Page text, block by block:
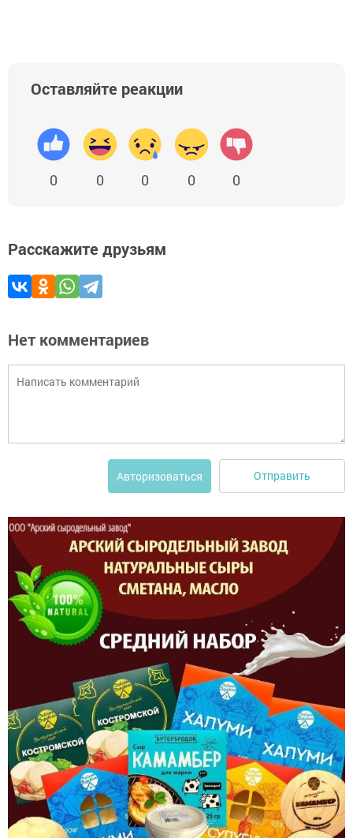
Оставляйте реакции
0 0 0 0 0
Расскажите друзьям
Нет комментариев
Авторизоваться Отправить